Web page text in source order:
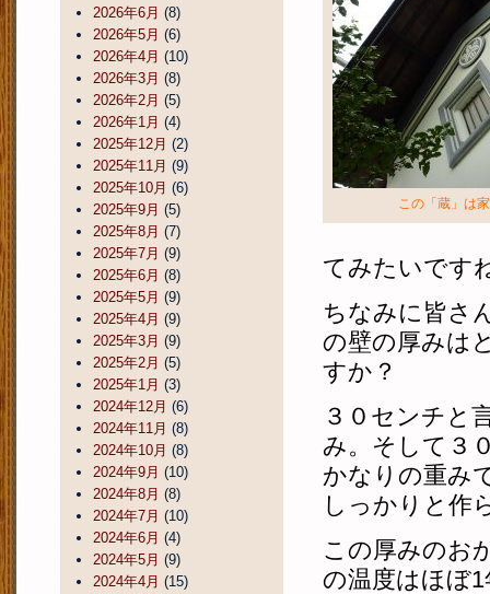
この「蔵」は
てみたいです
ちなみに皆さ
の壁の厚みは
すか？
３０センチと
み。そして３
かなりの重み
しっかりと作
この厚みのお
の温度はほぼ
2026年6月 (8)
2026年5月 (6)
2026年4月 (10)
2026年3月 (8)
2026年2月 (5)
2026年1月 (4)
2025年12月 (2)
2025年11月 (9)
2025年10月 (6)
2025年9月 (5)
2025年8月 (7)
2025年7月 (9)
2025年6月 (8)
2025年5月 (9)
2025年4月 (9)
2025年3月 (9)
2025年2月 (5)
2025年1月 (3)
2024年12月 (6)
2024年11月 (8)
2024年10月 (8)
2024年9月 (10)
2024年8月 (8)
2024年7月 (10)
2024年6月 (4)
2024年5月 (9)
2024年4月 (15)